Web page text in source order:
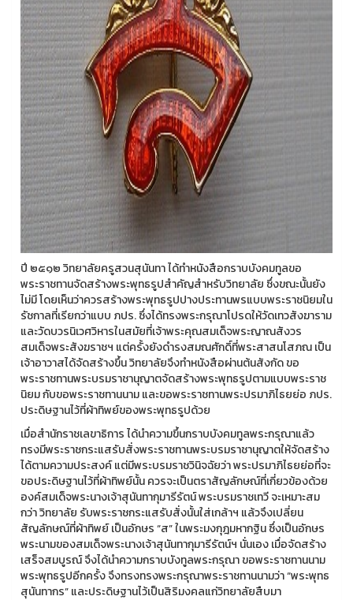
ปี ๒๕๑๒ วิทยาลัยครูสวนสุนันทา ได้ทำหนังสือกราบบังคมทูลขอ
พระราชทานจัดสร้างพระพุทธรูปสำคัญสำหรับวิทยาลัย ซึ่งขณะนั้นยัง
ไม่มี โดยเห็นว่าควรสร้างพระพุทธรูปปางประทานพรแบบพระราชนิยมใน
รัชกาลที่เรียกว่าแบบ ภปร. ซึ่งได้ทรงพระกรุณาโปรดให้วัดเทวสังฆาราม
และวัดบวรนิเวศวิหารในสมัยที่เจ้าพระคุณสมเด็จพระญาณสังวร
สมเด็จพระสังฆราชฯ แต่ครั้งยังดำรงสมณศักดิ์ที่พระสาสนโสภณ เป็น
เจ้าอาวาสได้จัดสร้างขึ้น วิทยาลัยจึงทำหนังสือผ่านต้นสังกัด ขอ
พระราชทานพระบรมราชานุญาตจัดสร้างพระพุทธรูปตามแบบพระราช
นิยม กับขอพระราชทานนาม และขอพระราชทานพระปรมาภิไธยย่อ ภปร.
ประดิษฐานไว้ที่ผ้าทิพย์ของพระพุทธรูปด้วย
เมื่อสำนักราชเลขาธิการ ได้นำความขึ้นกราบบังคมทูลพระกรุณาแล้ว
ทรงมีพระราชกระแสรับสั่งพระราชทานพระบรมราชานุญาตให้จัดสร้าง
ได้ตามความประสงค์ แต่มีพระบรมราชวินิจฉัยว่า พระปรมาภิไธยย่อที่จะ
ขอประดิษฐานไว้ที่ผ้าทิพย์นั้น ควรจะเป็นตราสัญลักษณ์ที่เกี่ยวข้องด้วย
องค์สมเด็จพระนางเจ้าสุนันทากุมารีรัตน์ พระบรมราชเทวี จะเหมาะสม
กว่า วิทยาลัย รับพระราชกระแสรับสั่งนั้นใส่เกล้าฯ แล้วจึงเปลี่ยน
สัญลักษณ์ที่ผ้าทิพย์ เป็นอักษร “ส” ในพระมงกุฎมหากฐิน ซึ่งเป็นอักษร
พระนามของสมเด็จพระนางเจ้าสุนันทากุมารีรัตน์ฯ นั่นเอง เมื่อจัดสร้าง
เสร็จสมบูรณ์ จึงได้นำความกราบบังทูลพระกรุณา ขอพระราชทานนาม
พระพุทธรูปอีกครั้ง จึงทรงทรงพระกรุณาพระราชทานนามว่า “พระพุทธ
สุนันทากร” และประดิษฐานไว้เป็นสิริมงคลแก่วิทยาลัยสืบมา